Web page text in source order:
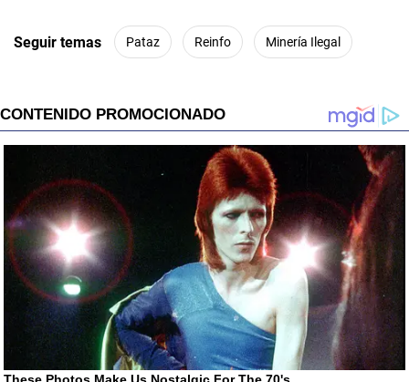
Seguir temas Pataz Reinfo Minería Ilegal